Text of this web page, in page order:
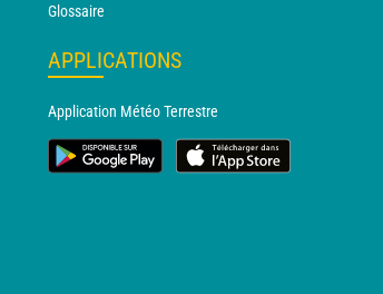
Glossaire
APPLICATIONS
Application Météo Terrestre